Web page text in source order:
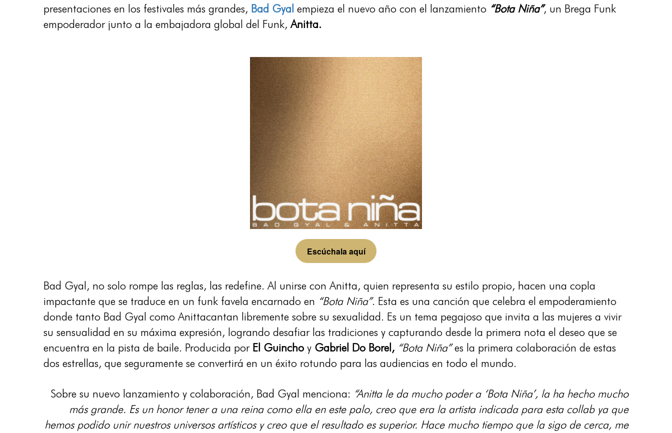
presentaciones en los festivales más grandes, Bad Gyalempieza el nuevo año con el lanzamiento “Bota Niña”, un Brega Funk
empoderador junto a la embajadora global del Funk,Anitta.
Escúchala aquí
Bad Gyal, no solo rompe las reglas, las redefine. Al unirse con Anitta, quien representa su estilo propio, hacen una copla
impactante que se traduce en un funk favela encarnado en “Bota Niña”. Esta es una canción que celebra el empoderamiento
donde tanto Bad Gyal como Anittacantan libremente sobre su sexualidad. Es un tema pegajoso que invita a las mujeres a vivir
su sensualidad en su máxima expresión, logrando desafiar las tradiciones y capturando desde la primera nota el deseo que se
encuentra en la pista de baile. Producida por El Guincho y Gabriel Do Borel, “Bota Niña”es la primera colaboración de estas
dos estrellas, que seguramente se convertirá en un éxito rotundo para las audiencias en todo el mundo.
Sobre su nuevo lanzamiento y colaboración, Bad Gyal menciona: “Anitta le da mucho poder a ‘Bota Niña’, la ha hecho mucho
más grande. Es un honor tener a una reina como ella en este palo, creo que era la artista indicada para esta collab ya que
hemos podido unir nuestros universos artísticos y creo que el resultado es superior. Hace mucho tiempo que la sigo de cerca, me